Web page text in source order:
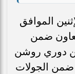
الموافق
التعاون ضمن
من دوري روشن
ضمن الجولات